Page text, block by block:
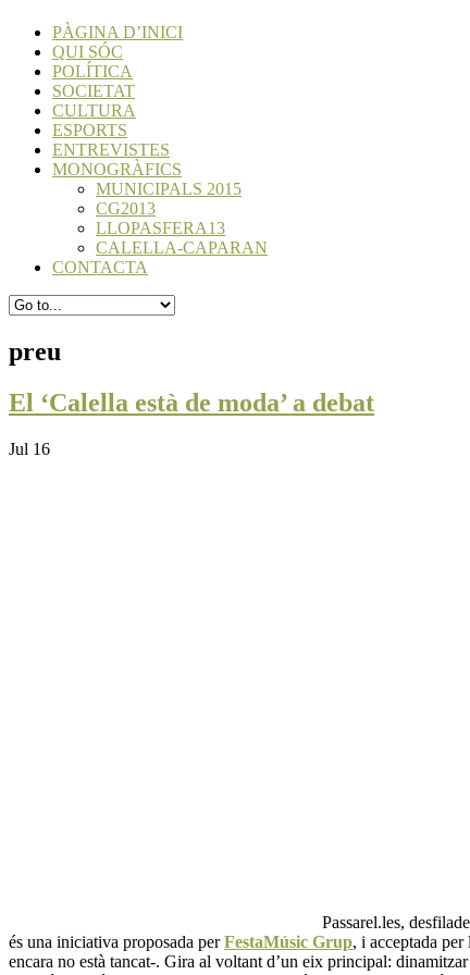
PÀGINA D’INICI
QUI SÓC
POLÍTICA
SOCIETAT
CULTURA
ESPORTS
ENTREVISTES
MONOGRÀFICS
MUNICIPALS 2015
CG2013
LLOPASFERA13
CALELLA-CAPARAN
CONTACTA
preu
El ‘Calella està de moda’ a debat
Jul 16
Passarel.les,
és una iniciativa proposada perFestaMúsic Grup, i acceptada
encara no està tancat-. Gira al voltant d’un eix principal: